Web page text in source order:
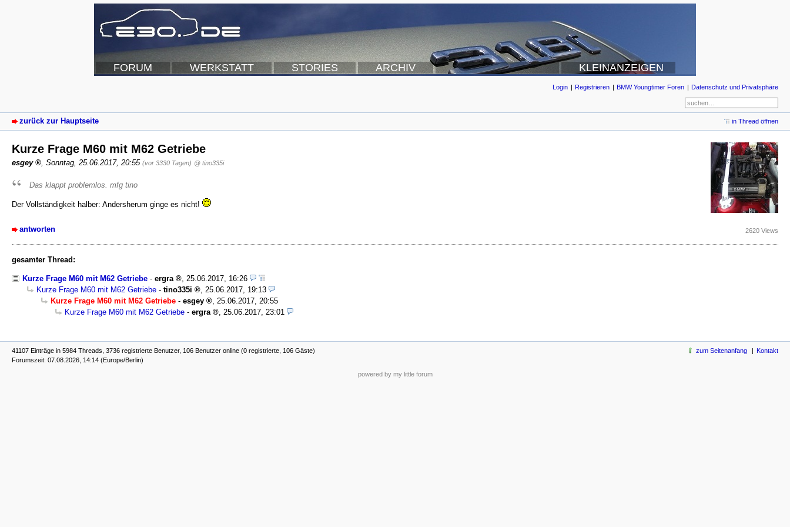
FORUM WERKSTATT STORIES ARCHIV KLEINANZEIGEN
Login Registrieren BMW Youngtimer Foren Datenschutz und Privatsphäre
zurück zur Hauptseite in Thread öffnen
Kurze Frage M60 mit M62 Getriebe
esgey Sonntag, 25.06.2017, 20:55 (vor 3330 Tagen) @ tino335i
Das klappt problemlos. mfg tino
Der Vollständigkeit halber: Andersherum ginge es nicht!
antworten 2620 Views
gesamter Thread:
Kurze Frage M60 mit M62 Getriebe - ergra , 25.06.2017, 16:26
Kurze Frage M60 mit M62 Getriebe - tino335i , 25.06.2017, 19:13
Kurze Frage M60 mit M62 Getriebe - esgey , 25.06.2017, 20:55
Kurze Frage M60 mit M62 Getriebe - ergra , 25.06.2017, 23:01
41107 Einträge in 5984 Threads, 3736 registrierte Benutzer, 106 Benutzer online (0 registrierte, 106 Gäste)
Forumszeit: 07.08.2026, 14:14 (Europe/Berlin)
zum Seitenanfang Kontakt
powered by my little forum